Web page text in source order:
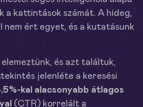
a kattintások számát. A hideg,
nem ért egyet, és a kutatásunk
és azt találtuk,
jelenléte a keresési
kal alacsonyabb átlagos
(CTR) korrelált a